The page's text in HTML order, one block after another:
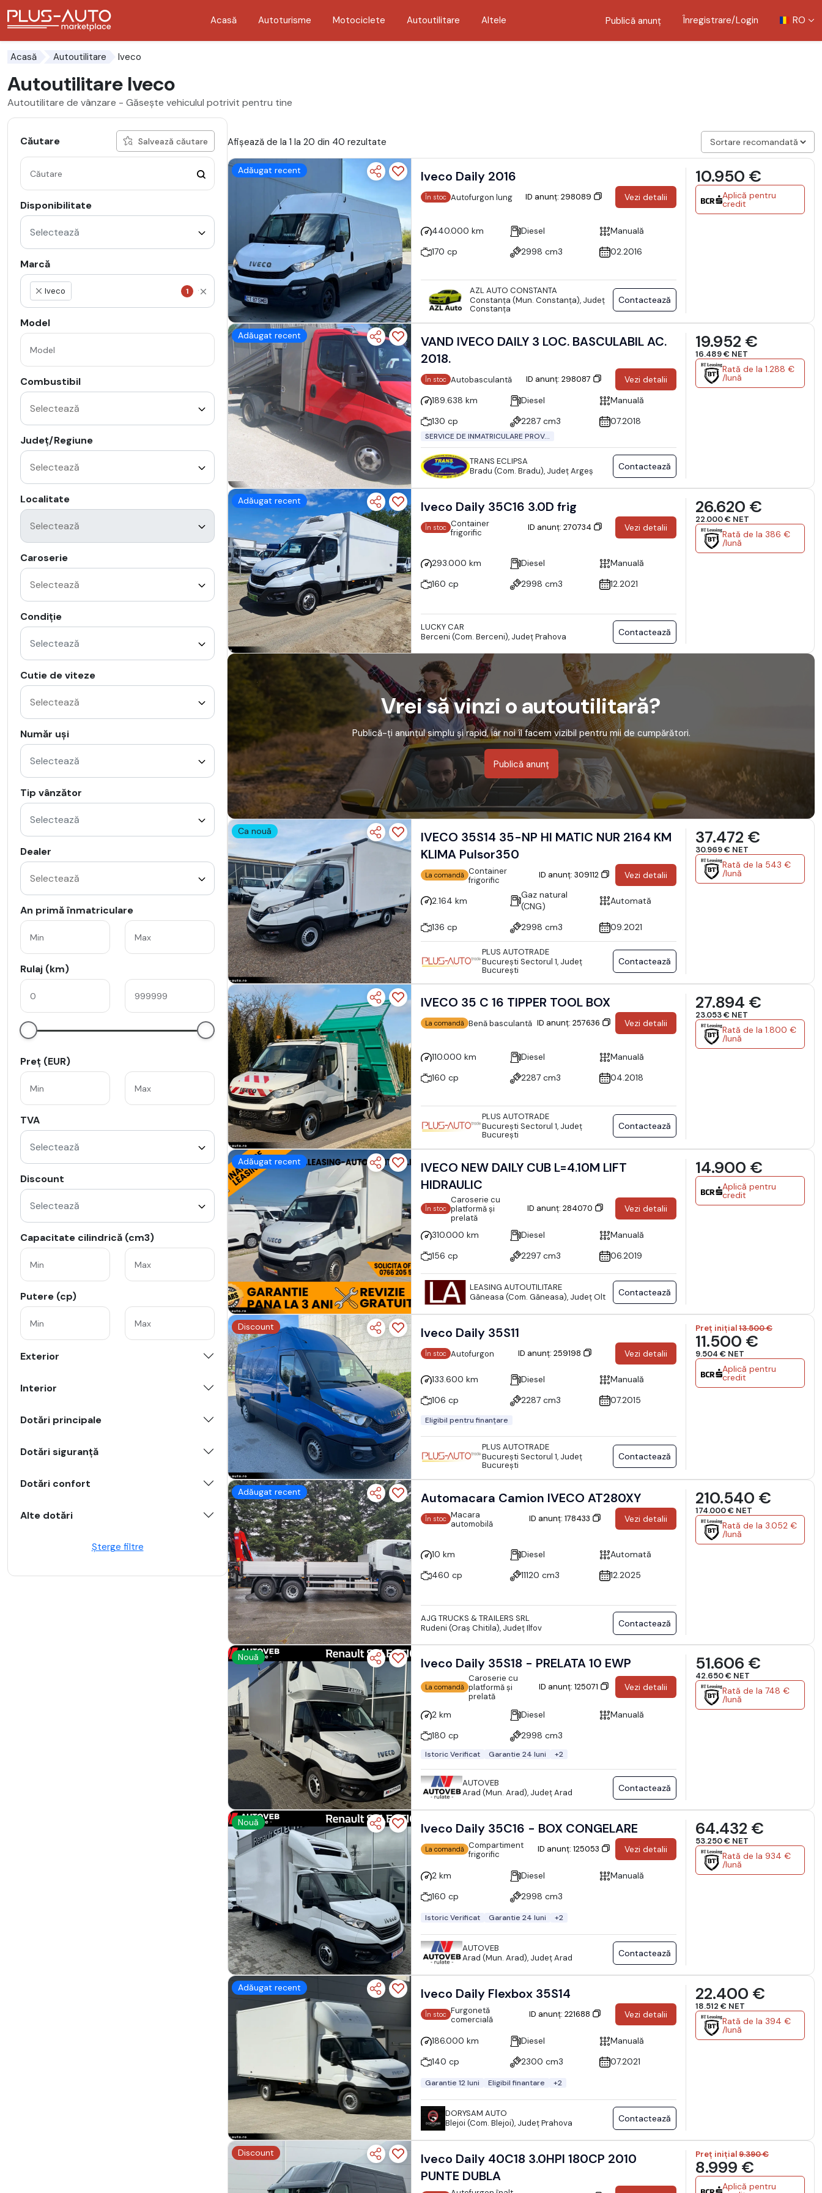
Acasă Autoturisme Motociclete Autoutilitare Altele Publică anunț Înregistrare/Login RO
Acasă Autoutilitare Iveco
Autoutilitare Iveco
Autoutilitare de vânzare - Găsește vehiculul potrivit pentru tine
Căutare Salvează căutare
Disponibilitate
Selectează
Marcă
×Iveco 1
Model
Combustibil
Județ/Regiune
Localitate
Caroserie
Condiție
Selectează
Cutie de viteze
Număr uși
Selectează
Tip vânzător
Selectează
Dealer
An primă înmatriculare
Rulaj (km)
Preț (EUR)
TVA
Selectează
Discount
Selectează
Capacitate cilindrică (cm3)
Putere (cp)
Exterior
Interior
Dotări principale
Dotări siguranță
Dotări confort
Alte dotări
Șterge filtre
Afișează de la 1 la 20 din 40 rezultate
Adăugat recent Iveco Daily 2016
În stoc Autofurgon lung ID anunț: 298089 Vezi detalii
440.000 km Diesel
Manuală
170 cp
2998 cm3 02.2016
AZL AUTO CONSTANTA
Constanţa (Mun. Constanţa), Județ
Constanţa
Contactează
10.950 €
Aplică pentru
credit
Adăugat recent
VAND IVECO DAILY 3 LOC. BASCULABIL AC.
2018.
În stoc Autobasculantă ID anunț: 298087
Vezi detalii
189.638 km
Diesel
Manuală
130 cp
2287 cm3 07.2018
SERVICE DE INMATRICULARE PROV...
TRANS ECLIPSA
Bradu (Com. Bradu), Județ Argeş
Contactează
19.952 €
16.489 € NET
Rată de la 1.288 €
/lună
Adăugat recent Iveco Daily 35C16 3.0D frig
În stoc Container
frigorific
ID anunț: 270734 Vezi detalii
293.000 km Diesel
Manuală
160 cp
2998 cm3 12.2021
LUCKY CAR
Berceni (Com. Berceni), Județ Prahova
Contactează
26.620 €
22.000 € NET
Rată de la 386 €
/lună
Vrei să vinzi o autoutilitară?
Publică-ți anunțul simplu și rapid, iar noi îl facem vizibil pentru mii de cumpărători.
Publică anunț
Ca nouă
IVECO 35S14 35-NP HI MATIC NUR 2164 KM
KLIMA Pulsor350
La comandă Container
frigorific
ID anunț: 309112 Vezi detalii
2.164 km
Gaz natural
(CNG)
Automată
136 cp 2998 cm3 09.2021
PLUS AUTOTRADE
Bucureşti Sectorul 1, Județ
București
Contactează
37.472 €
30.969 € NET
Rată de la 543 €
/lună
IVECO 35 C 16 TIPPER TOOL BOX
La comandă Benă basculantă ID anunț: 257636 Vezi detalii
110.000 km Diesel
Manuală
160 cp
2287 cm3 04.2018
PLUS AUTOTRADE
Bucureşti Sectorul 1, Județ
București
Contactează
27.894 €
23.053 € NET
Rată de la 1.800 €
/lună
Adăugat recent
IVECO NEW DAILY CUB L=4.10M LIFT
HIDRAULIC
În stoc
Caroserie cu
platformă și
prelată
ID anunț: 284070 Vezi detalii
310.000 km Diesel
Manuală
156 cp
2297 cm3 06.2019
LEASING AUTOUTILITARE
Găneasa (Com. Găneasa), Județ Olt
Contactează
14.900 €
Aplică pentru
credit
Discount Iveco Daily 35S11
În stoc Autofurgon ID anunț: 259198 Vezi detalii
133.600 km Diesel
Manuală
106 cp
2287 cm3 07.2015
Eligibil pentru finanțare
PLUS AUTOTRADE
Bucureşti Sectorul 1, Județ
București
Contactează
Preț inițial13.500 €
11.500 €
9.504 € NET
Aplică pentru
credit
Adăugat recent Automacara Camion IVECO AT280XY
În stoc Macara
automobilă
ID anunț: 178433 Vezi detalii
10 km Diesel
Automată
460 cp
11120 cm3 12.2025
AJG TRUCKS & TRAILERS SRL
Rudeni (Oraş Chitila), Județ Ilfov
Contactează
210.540 €
174.000 € NET
Rată de la 3.052 €
/lună
Nouă Iveco Daily 35S18 - PRELATA 10 EWP
La comandă
Caroserie cu
platformă și
prelată
ID anunț: 125071 Vezi detalii
2 km Diesel
Manuală
180 cp
2998 cm3
Istoric Verificat Garantie 24 luni +2
AUTOVEB
Arad (Mun. Arad), Județ Arad
Contactează
51.606 €
42.650 € NET
Rată de la 748 €
/lună
Nouă Iveco Daily 35C16 - BOX CONGELARE
La comandă Compartiment
frigorific
ID anunț: 125053 Vezi detalii
2 km Diesel
Manuală
160 cp
2998 cm3
Istoric Verificat Garantie 24 luni +2
AUTOVEB
Arad (Mun. Arad), Județ Arad
Contactează
64.432 €
53.250 € NET
Rată de la 934 €
/lună
Adăugat recent Iveco Daily Flexbox 35S14
În stoc Furgonetă
comercială
ID anunț: 221688 Vezi detalii
186.000 km Diesel
Manuală
140 cp
2300 cm3 07.2021
Garantie 12 luni Eligibil finantare +2
DORYSAM AUTO
Blejoi (Com. Blejoi), Județ Prahova
Contactează
22.400 €
18.512 € NET
Rată de la 394 €
/lună
Discount
Iveco Daily 40C18 3.0HPI 180CP 2010
PUNTE DUBLA
Preț inițial9.390 €
8.999 €
Aplică pentru